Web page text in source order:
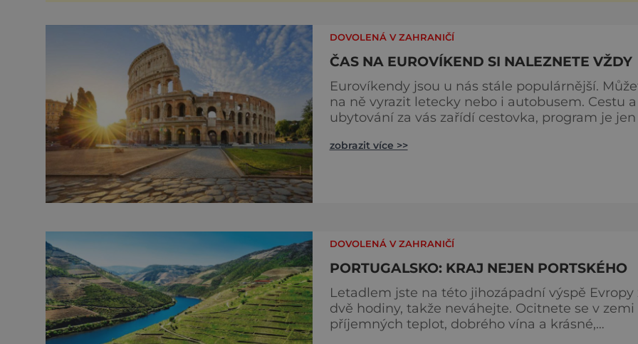
DOVOLENÁ V ZAHRANIČÍ
ČAS NA EUROVÍKEND SI NALEZNETE VŽDY
Eurovíkendy jsou u nás stále populárnější.
na ně vyrazit letecky nebo i autobusem. Cestu a
ubytování za vás zařídí cestovka, program je jen
Malebný Lisabon Baixa patří mezi
zobrazit více >>
DOVOLENÁ V ZAHRANIČÍ
PORTUGALSKO: KRAJ NEJEN PORTSKÉHO
Letadlem jste na této jihozápadní výspě Evropy
dvě hodiny, takže neváhejte. Ocitnete se v zemi
příjemných teplot, dobrého vína a krásné,